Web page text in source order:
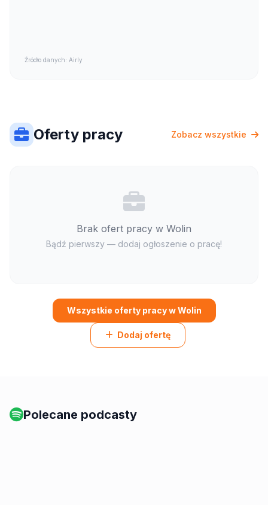
Źródło danych: Airly
Oferty pracy Zobacz wszystkie
Brak ofert pracy w Wolin
Bądź pierwszy — dodaj ogłoszenie o pracę!
Wszystkie oferty pracy w Wolin
Dodaj ofertę
Polecane podcasty